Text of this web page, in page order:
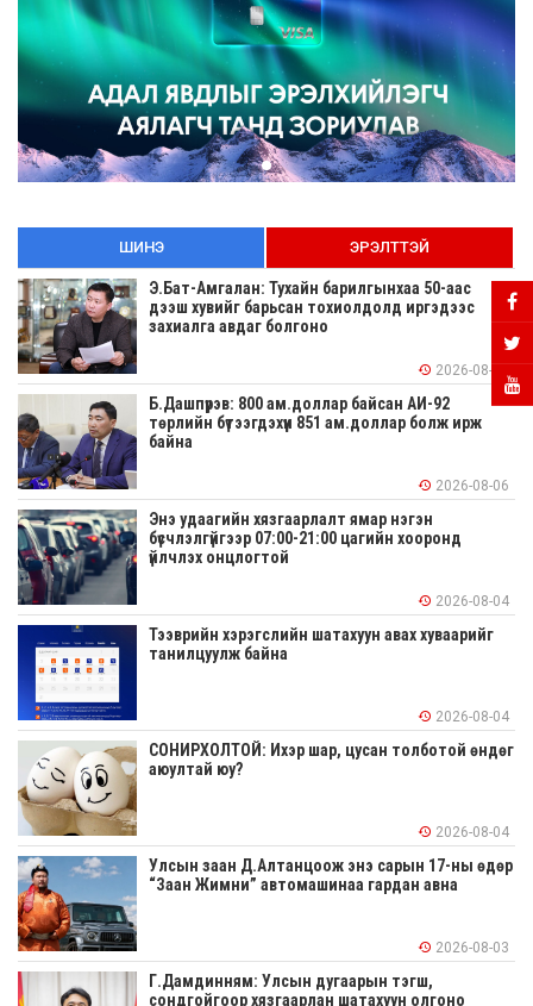
ШИНЭ ЭРЭЛТТЭЙ
Э.Бат-Амгалан: Тухайн барилгынхаа 50-аас
дээш хувийг барьсан тохиолдолд иргэдээс
захиалга авдаг болгоно
2026-08-06
Б.Дашпүрэв: 800 ам.доллар байсан АИ-92
төрлийн бүтээгдэхүүн 851 ам.доллар болж ирж
байна
2026-08-06
Энэ удаагийн хязгаарлалт ямар нэгэн
бүсчлэлгүйгээр 07:00-21:00 цагийн хооронд
үйлчлэх онцлогтой
2026-08-04
Тээврийн хэрэгслийн шатахуун авах хуваарийг
танилцуулж байна
2026-08-04
СОНИРХОЛТОЙ: Ихэр шар, цусан толботой өндөг
аюултай юу?
2026-08-04
Улсын заан Д.Алтанцоож энэ сарын 17-ны өдөр
“Заан Жимни” автомашинаа гардан авна
2026-08-03
Г.Дамдинням: Улсын дугаарын тэгш,
сондгойгоор хязгаарлан шатахуун олгоно